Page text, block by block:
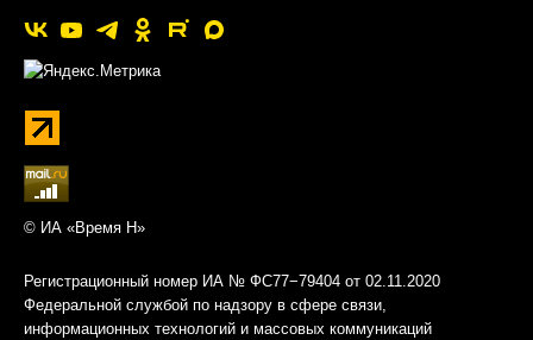
© ИА «Время Н»
Регистрационный номер ИА № ФС77−79404 от 02.11.2020
Федеральной службой по надзору в сфере связи,
информационных технологий и массовых коммуникаций